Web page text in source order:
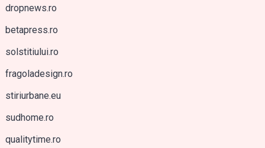
dropnews.ro
betapress.ro
solstitiului.ro
fragoladesign.ro
stiriurbane.eu
sudhome.ro
qualitytime.ro